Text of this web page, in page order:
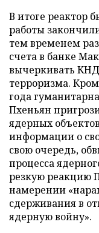
В итоге реактор
работы
тем временем
счета в банке
вычеркивать
терроризма.
года
Пхеньян
ядерных
информации о
свою очередь,
процесса
резкую реакцию
намерении
сдерживания в
ядерную войну».